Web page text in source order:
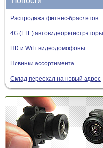
Распродажа фитнес-браслетов
4G (LTE) автовидеорегистраторы
HD и WiFi видеодомофоны
Новинки ассортимента
Склад переехал на новый адрес